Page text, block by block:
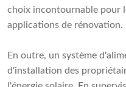
choix incontournable pour
applications de rénovation.
En outre, un système
d'installation des